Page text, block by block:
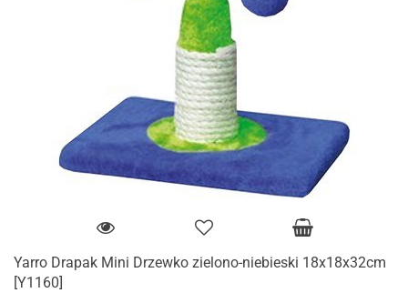
Yarro Drapak Mini Drzewko zielono-niebieski 18x18x32cm
[Y1160]